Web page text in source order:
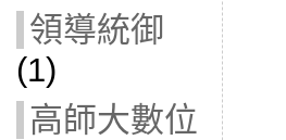
領導統御
(1)
高師大數位